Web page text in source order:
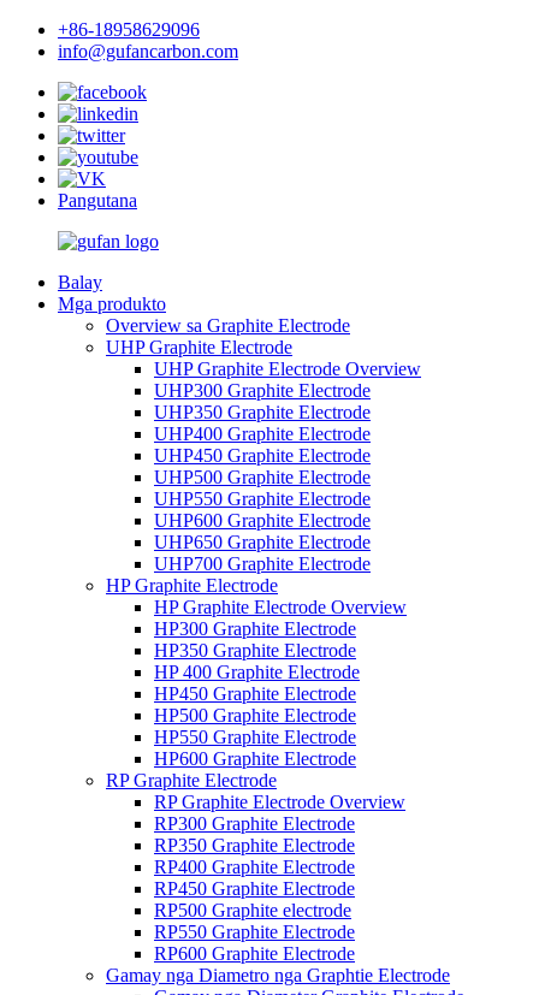
+86-18958629096
info@gufancarbon.com
Pangutana
Balay
Mga produkto
Overview sa Graphite Electrode
UHP Graphite Electrode
UHP Graphite Electrode Overview
UHP300 Graphite Electrode
UHP350 Graphite Electrode
UHP400 Graphite Electrode
UHP450 Graphite Electrode
UHP500 Graphite Electrode
UHP550 Graphite Electrode
UHP600 Graphite Electrode
UHP650 Graphite Electrode
UHP700 Graphite Electrode
HP Graphite Electrode
HP Graphite Electrode Overview
HP300 Graphite Electrode
HP350 Graphite Electrode
HP 400 Graphite Electrode
HP450 Graphite Electrode
HP500 Graphite Electrode
HP550 Graphite Electrode
HP600 Graphite Electrode
RP Graphite Electrode
RP Graphite Electrode Overview
RP300 Graphite Electrode
RP350 Graphite Electrode
RP400 Graphite Electrode
RP450 Graphite Electrode
RP500 Graphite electrode
RP550 Graphite Electrode
RP600 Graphite Electrode
Gamay nga Diametro nga Graphtie Electrode